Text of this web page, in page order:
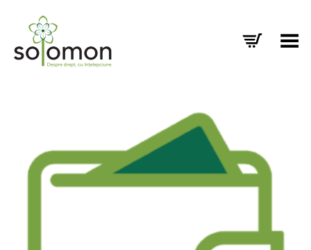
Toggle Menu